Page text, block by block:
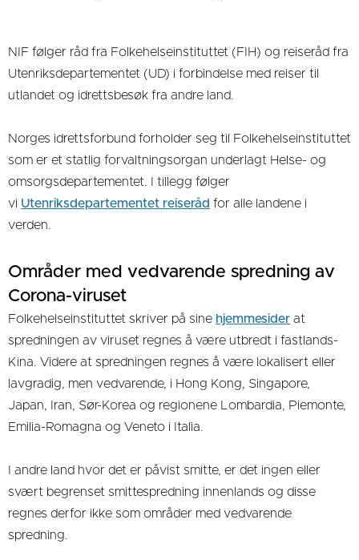
NIF følger råd fra Folkehelseinstituttet (FIH) og reiseråd fra
Utenriksdepartementet (UD) i forbindelse med reiser til
utlandet og idrettsbesøk fra andre land.
Norges idrettsforbund forholder seg til Folkehelseinstituttet
som er et statlig forvaltningsorgan underlagt Helse- og
omsorgsdepartementet. I tillegg følger
vi Utenriksdepartementet reiseråd for alle landene i
verden.
Områder med vedvarende spredning av
Corona-viruset
Folkehelseinstituttet skriver på sine hjemmesider at
spredningen av viruset regnes å være utbredt i fastlands-
Kina. Videre at spredningen regnes å være lokalisert eller
lavgradig, men vedvarende, i Hong Kong, Singapore,
Japan, Iran, Sør-Korea og regionene Lombardia, Piemonte,
Emilia-Romagna og Veneto i Italia.
I andre land hvor det er påvist smitte, er det ingen eller
svært begrenset smittespredning innenlands og disse
regnes derfor ikke som områder med vedvarende
spredning.